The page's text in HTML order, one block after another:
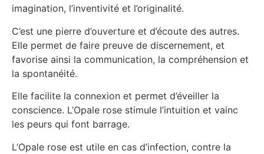
imagination, l’inventivité et l’originalité.
C’est une pierre d’ouverture et d’écoute des autres.
Elle permet de faire preuve de discernement, et
favorise ainsi la communication, la compréhension et
la spontanéité.
Elle facilite la connexion et permet d’éveiller la
conscience. L’Opale rose stimule l’intuition et vainc
les peurs qui font barrage.
L’Opale rose est utile en cas d’infection, contre la